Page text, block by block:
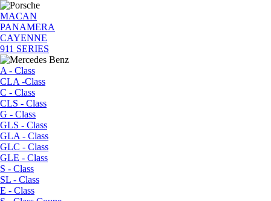
MACAN
PANAMERA
CAYENNE
911 SERIES
A - Class
CLA -Class
C - Class
CLS - Class
G - Class
GLS - Class
GLA - Class
GLC - Class
GLE - Class
S - Class
SL - Class
E - Class